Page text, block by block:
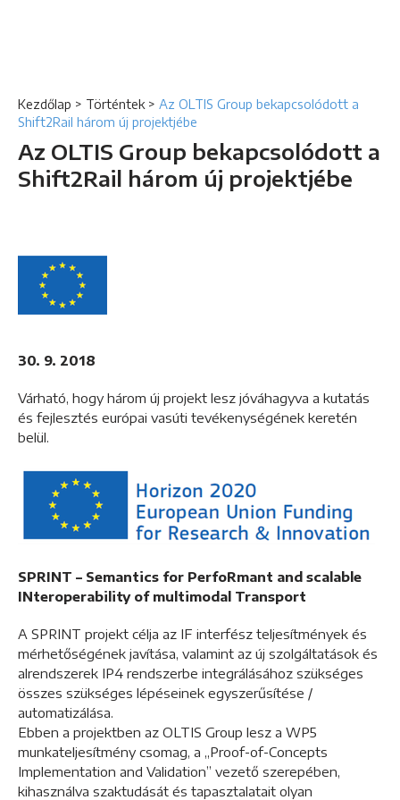
Kezdőlap > Történtek > Az OLTIS Group bekapcsolódott a
Shift2Rail három új projektjébe
Az OLTIS Group bekapcsolódott a
Shift2Rail három új projektjébe
30. 9. 2018
Várható, hogy három új projekt lesz jóváhagyva a kutatás
és fejlesztés európai vasúti tevékenységének keretén
belül.
SPRINT – Semantics for PerfoRmant and scalable
INteroperability of multimodal Transport
A SPRINT projekt célja az IF interfész teljesítmények és
mérhetőségének javítása, valamint az új szolgáltatások és
alrendszerek IP4 rendszerbe integrálásához szükséges
összes szükséges lépéseinek egyszerűsítése /
automatizálása.
Ebben a projektben az OLTIS Group lesz a WP5
munkateljesítmény csomag, a „Proof-of-Concepts
Implementation and Validation” vezető szerepében,
kihasználva szaktudását és tapasztalatait olyan